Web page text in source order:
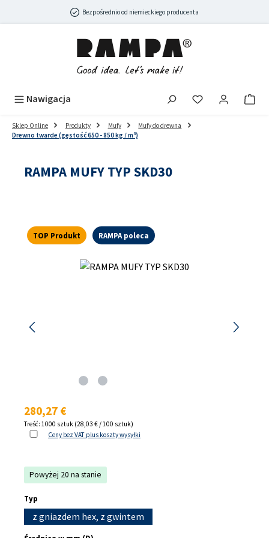
Przejdź do głównej zawartościBezpośrednio od niemieckiego producenta
Nawigacja
Sklep Online Produkty Mufy
Mufy do drewna
Drewno twarde (gęstość 650 - 850 kg / m³)
RAMPA MUFY TYP SKD30
TOP Produkt RAMPA poleca
Pomiń galerię zdjęć
Cena regularna:
280,27 €
Treść: 1000 sztuk (28,03 € / 100 sztuk)
Ceny bez VAT plus koszty wysyłki
Powyżej 20 na stanie
Wybierz
Typ
z gniazdem hex, z gwintem